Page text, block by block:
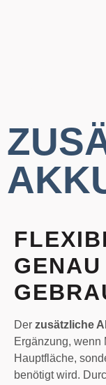
Der zusätzliche
Ergänzung, wenn
Hauptfläche,
benötigt wird.